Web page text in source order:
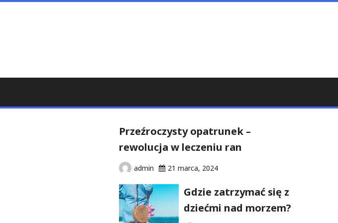
Przeźroczysty opatrunek –
rewolucja w leczeniu ran
admin 21 marca, 2024
Gdzie zatrzymać się z
dziećmi nad morzem?